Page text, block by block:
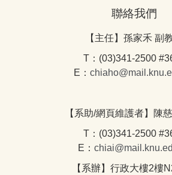
聯絡我們
【主任】孫家禾 副
T：(03)341-2500
E：
【系助/網頁維護者】陳
T：(03)341-2500
E：
【系辦】行政大樓2樓